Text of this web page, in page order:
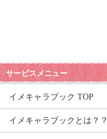
サービスメニュー
イメキャラブック TOP
イメキャラブックとは？？